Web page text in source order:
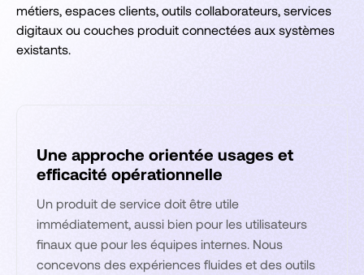
métiers, espaces clients, outils collaborateurs, services
digitaux ou couches produit connectées aux systèmes
existants.
Une approche orientée usages et
efficacité opérationnelle
Un produit de service doit être utile
immédiatement, aussi bien pour les utilisateurs
finaux que pour les équipes internes. Nous
concevons des expériences fluides et des outils